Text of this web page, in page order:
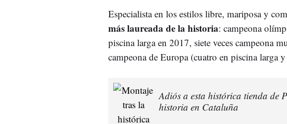
Especialista en los estilos libre, mariposa y
más laureada de la historia: campeona
piscina larga en 2017, siete veces campeona
campeona de Europa (cuatro en piscina larga
Adiós a esta histórica tienda de
historia en Cataluña